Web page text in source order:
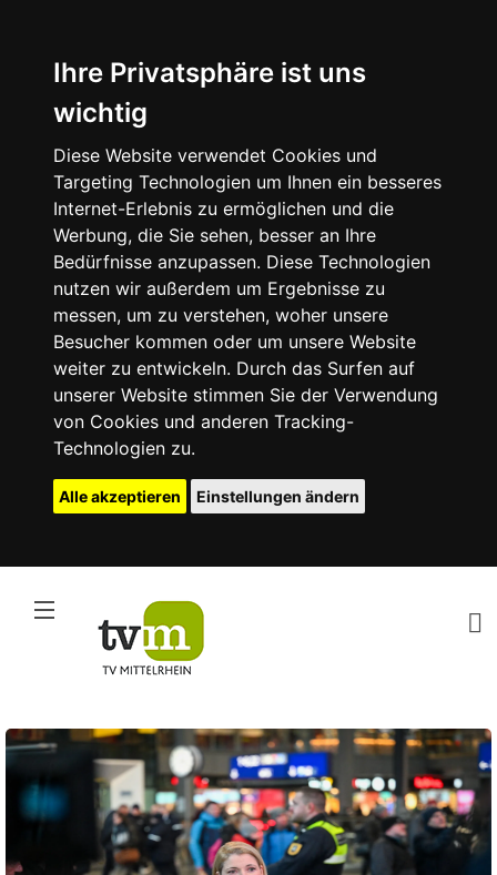
Ihre Privatsphäre ist uns
wichtig
Diese Website verwendet Cookies und
Targeting Technologien um Ihnen ein besseres
Internet-Erlebnis zu ermöglichen und die
Werbung, die Sie sehen, besser an Ihre
Bedürfnisse anzupassen. Diese Technologien
nutzen wir außerdem um Ergebnisse zu
messen, um zu verstehen, woher unsere
Besucher kommen oder um unsere Website
weiter zu entwickeln. Durch das Surfen auf
unserer Website stimmen Sie der Verwendung
von Cookies und anderen Tracking-
Technologien zu.
Alle akzeptieren Einstellungen ändern